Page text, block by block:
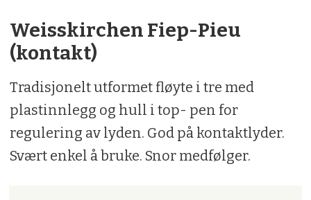
Weisskirchen Fiep-Pieu
(kontakt)
Tradisjonelt utformet fløyte i tre med
plastinnlegg og hull i top- pen for
regulering av lyden. God på kontaktlyder.
Svært enkel å bruke. Snor medfølger.